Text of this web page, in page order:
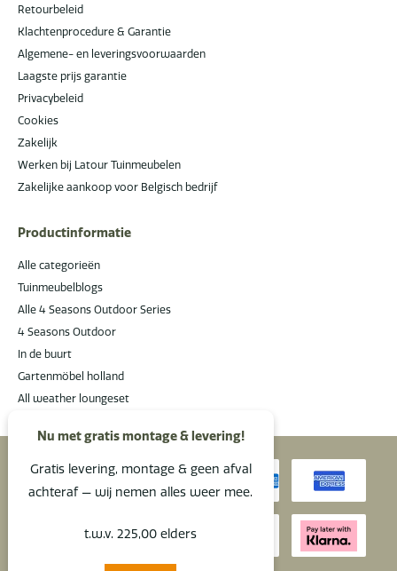
Retourbeleid
Klachtenprocedure & Garantie
Algemene- en leveringsvoorwaarden
Laagste prijs garantie
Privacybeleid
Cookies
Zakelijk
Werken bij Latour Tuinmeubelen
Zakelijke aankoop voor Belgisch bedrijf
Productinformatie
Alle categorieën
Tuinmeubelblogs
Alle 4 Seasons Outdoor Series
4 Seasons Outdoor
In de buurt
Gartenmöbel holland
All weather loungeset
Nu met gratis montage & levering!
Gratis levering, montage & geen afval
achteraf — wij nemen alles weer mee.
t.w.v. 225,00 elders